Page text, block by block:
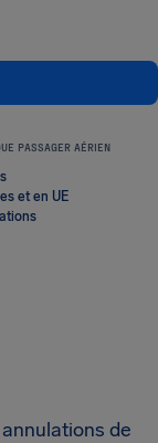
PASSAGER AÉRIEN
et en UE
de